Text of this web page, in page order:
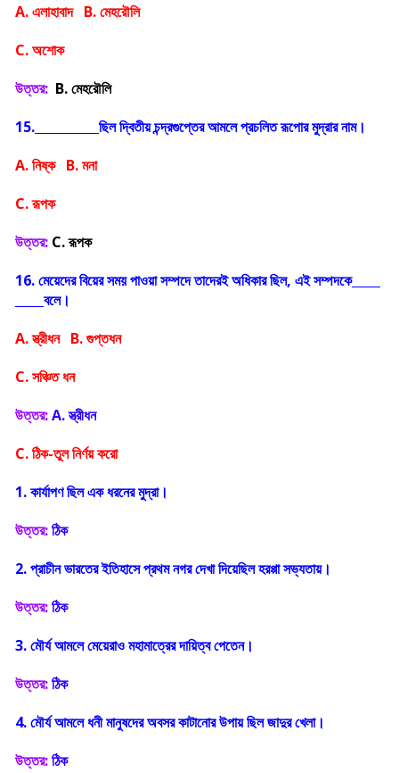
A. এলাহাবাদ B. মেহরৌলি
C. অশোক
উত্তর: B. মেহরৌলি
15.
ছিল দ্বিতীয় চন্দ্রগুপ্তের আমলে প্রচলিত রূপোর মুদ্রার নাম।
A. নিষ্ক B. মনা
C. রূপক
উত্তর: C. রূপক
16. মেয়েদের বিয়ের সময় পাওয়া সম্পদে তাদেরই অধিকার ছিল, এই সম্পদকে
বলে।
A. স্ত্রীধন B. গুপ্তধন
C. সঞ্চিত ধন
উত্তর:A. স্ত্রীধন
C. ঠিক-তুল নির্ণয় করো
1. কার্যাপণ ছিল এক ধরনের মুদ্রা।
উত্তর:ঠিক
2. প্রাচীন ভারতের ইতিহাসে প্রথম নগর দেখা দিয়েছিল হরপ্পা সভ্যতায়।
উত্তর:ঠিক
3. মৌর্য আমলে মেয়েরাও মহামাত্রের দায়িত্ব পেতেন।
উত্তর:ঠিক
4. মৌর্য আমলে ধনী মানুষদের অবসর কাটানোর উপায় ছিল জাদুর খেলা।
উত্তর:ঠিক